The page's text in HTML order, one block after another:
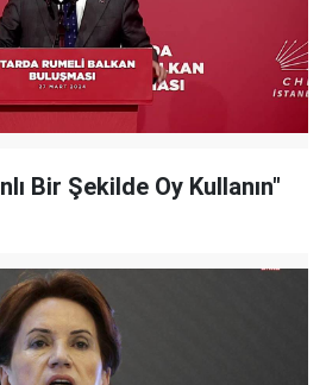
Bir Şekilde Oy Kullanın"